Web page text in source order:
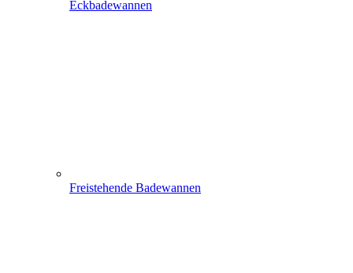
Eckbadewannen
Freistehende Badewannen